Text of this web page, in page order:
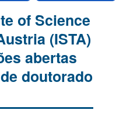
of Science
(ISTA)
abertas
doutorado